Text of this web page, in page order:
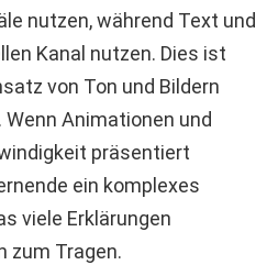
nutzen, während Text und
Kanal nutzen. Dies ist
von Ton und Bildern
Animationen und
präsentiert
ein komplexes
viele Erklärungen
zum Tragen.